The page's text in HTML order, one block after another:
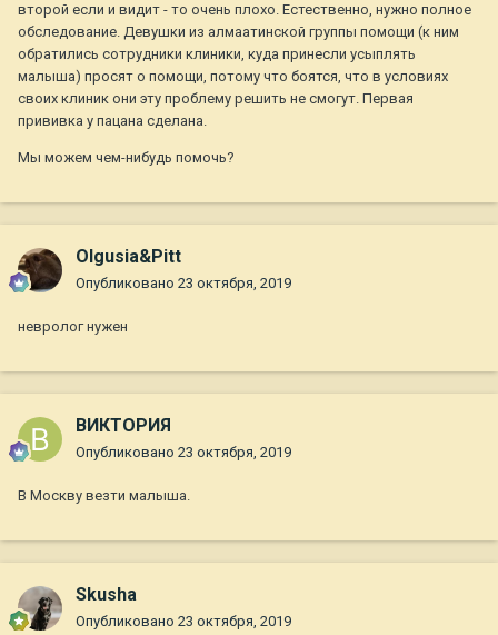
второй если и видит - то очень плохо. Естественно, нужно полное
обследование. Девушки из алмаатинской группы помощи (к ним
обратились сотрудники клиники, куда принесли усыплять
малыша) просят о помощи, потому что боятся, что в условиях
своих клиник они эту проблему решить не смогут. Первая
прививка у пацана сделана.
Мы можем чем-нибудь помочь?
Olgusia&Pitt
Опубликовано 23 октября, 2019
невролог нужен
ВИКТОРИЯ
Опубликовано 23 октября, 2019
В Москву везти малыша.
Skusha
Опубликовано 23 октября, 2019